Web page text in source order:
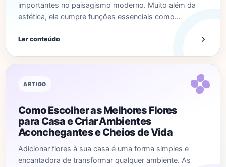
importantes no paisagismo moderno. Muito além da
estética, ela cumpre funções essenciais como…
Ler conteúdo
ARTIGO
Como Escolher as Melhores Flores
para Casa e Criar Ambientes
Aconchegantes e Cheios de Vida
Adicionar flores à sua casa é uma forma simples e
encantadora de transformar qualquer ambiente. As